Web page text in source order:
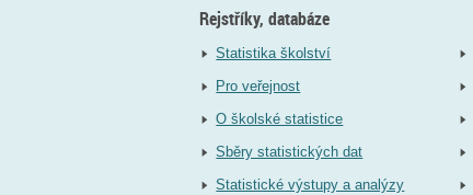
Rejstříky, databáze
Statistika školství
Pro veřejnost
O školské statistice
Sběry statistických dat
Statistické výstupy a analýzy